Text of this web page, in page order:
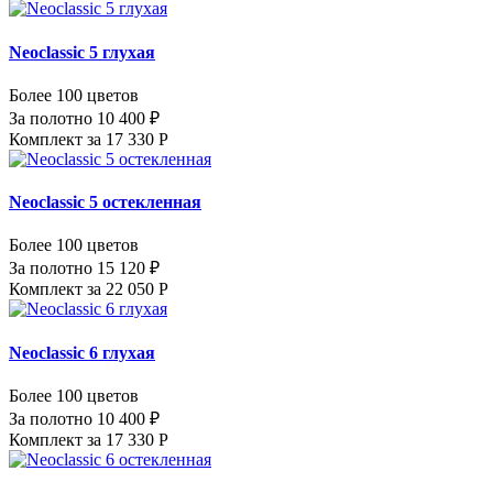
Neoclassic 5 глухая
Более 100 цветов
За полотно 10 400 ₽
Комплект за 17 330 Р
Neoclassic 5 остекленная
Более 100 цветов
За полотно 15 120 ₽
Комплект за 22 050 Р
Neoclassic 6 глухая
Более 100 цветов
За полотно 10 400 ₽
Комплект за 17 330 Р